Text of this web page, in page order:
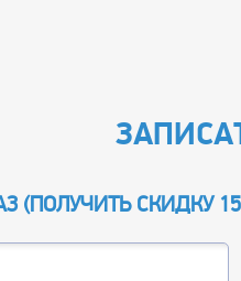
(ПОЛУЧИТЬ СКИДКУ